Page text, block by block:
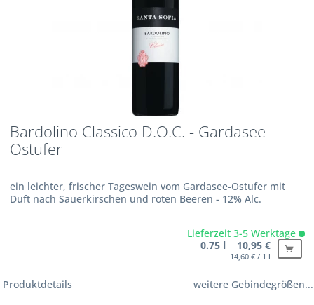
Bardolino Classico D.O.C. - Gardasee
Ostufer
ein leichter, frischer Tageswein vom Gardasee-Ostufer mit
Duft nach Sauerkirschen und roten Beeren - 12% Alc.
Lieferzeit 3-5 Werktage
0.75 l 10,95 €
14,60 € / 1 l
Produktdetails weitere Gebindegrößen...